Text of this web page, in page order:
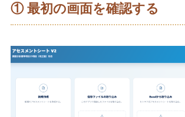
① 最初の画面を確認する